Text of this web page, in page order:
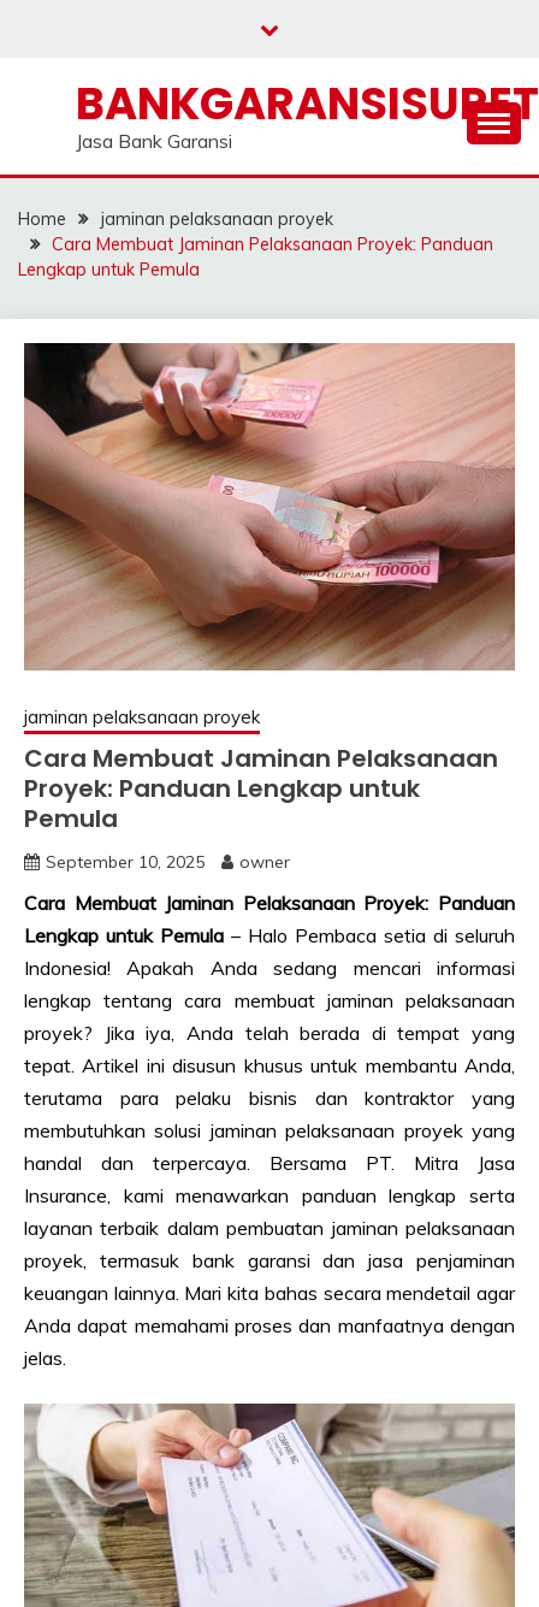
Jasa Bank Garansi
Home
jaminan pelaksanaan proyek
Cara Membuat Jaminan Pelaksanaan Proyek: Panduan
Lengkap untuk Pemula
jaminan pelaksanaan proyek
Cara Membuat Jaminan Pelaksanaan
Proyek: Panduan Lengkap untuk
Pemula
September 10, 2025 owner
Cara Membuat Jaminan Pelaksanaan Proyek: Panduan
Lengkap untuk Pemula – Halo Pembaca setia di seluruh
Indonesia! Apakah Anda sedang mencari informasi
lengkap tentang cara membuat jaminan pelaksanaan
proyek? Jika iya, Anda telah berada di tempat yang
tepat. Artikel ini disusun khusus untuk membantu Anda,
terutama para pelaku bisnis dan kontraktor yang
membutuhkan solusi jaminan pelaksanaan proyek yang
handal dan terpercaya. Bersama PT. Mitra Jasa
Insurance, kami menawarkan panduan lengkap serta
layanan terbaik dalam pembuatan jaminan pelaksanaan
proyek, termasuk bank garansi dan jasa penjaminan
keuangan lainnya. Mari kita bahas secara mendetail agar
Anda dapat memahami proses dan manfaatnya dengan
jelas.